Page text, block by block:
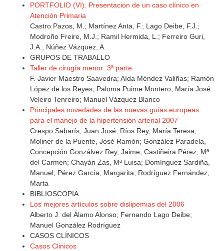
PORTFOLIO (VI): Presentación de un caso clínico en
Atención Primaria
Castro Pazos, M.; Martínez Anta, F.; Lago Deibe, F.J.;
Modroño Freire, M.J.; Ramil Hermida, L.; Ferreiro Guri,
J.A.; Núñez Vázquez, A.
GRUPOS DE TRABALLO
Taller de cirugía menor: 3ª parte
F. Javier Maestro Saavedra; Aída Méndez Valiñas; Ramón
López de los Reyes; Paloma Puime Montero; María José
Veleiro Tenreiro; Manuel Vázquez Blanco
Principales novedades de las nuevas guías europeas
para el manejo de la hipertensión arterial 2007
Crespo Sabarís, Juan José; Ríos Rey, María Teresa;
Moliner de la Puente, José Ramón; González Paradela,
Concepción Gonzálvez Rey, Jaime; Castiñeira Pérez, Mª
del Carmen; Chayán Zas, Mª Luisa; Domínguez Sardiña,
Manuel; Pérez García, Margarita; Rodríguez Fernández,
Marta
BIBLIOSCOPIA
Los mejores artículos sobre dislipemias del 2006
Alberto J. del Álamo Alonso; Fernando Lago Deibe;
Manuel González Rodríguez
CASOS CLÍNICOS
Casos Clinicos